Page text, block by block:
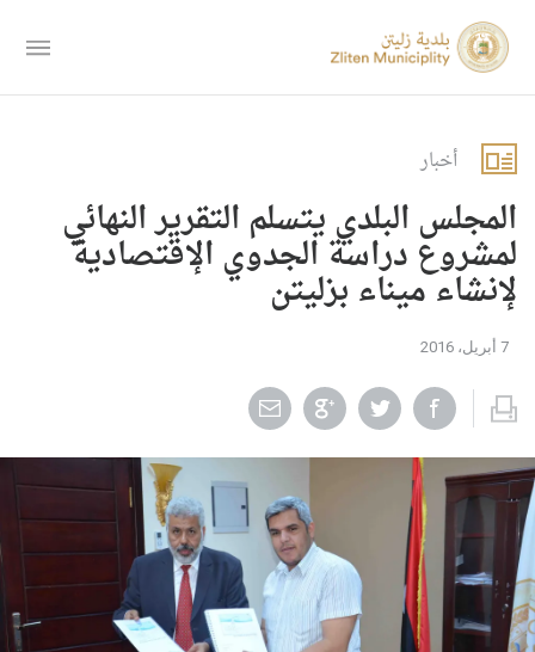
أخبار
المجلس البلدي يتسلم التقرير النهائي
لمشروع دراسة الجدوي الإقتصادية
لإنشاء ميناء بزليتن
7 أبريل، 2016